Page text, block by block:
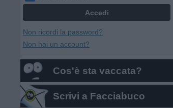
Non ricordi la password?
Non hai un account?
Cos'è sta vaccata?
Scrivi a Facciabuco